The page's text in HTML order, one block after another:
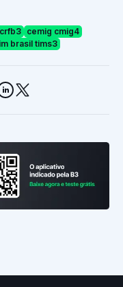
cemig cmig4
brasil tims3